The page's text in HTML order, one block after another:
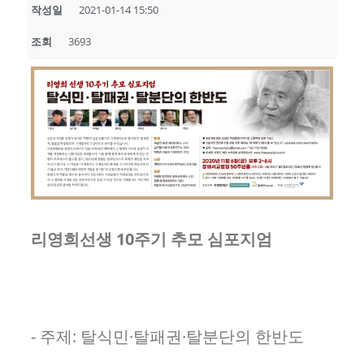
작성일 2021-01-14 15:50
조회 3693
리영희선생 10주기 추모 심포지엄
- 주제: 탈식민·탈패권·탈분단의 한반도